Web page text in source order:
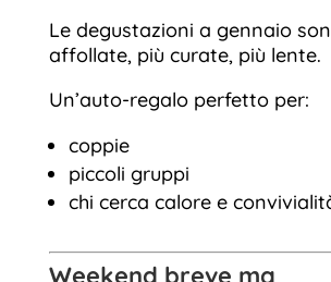
Le degustazioni a gennaio
affollate, più curate, più lente.
Un’auto-regalo perfetto per:
coppie
piccoli gruppi
chi cerca calore e
Weekend breve ma